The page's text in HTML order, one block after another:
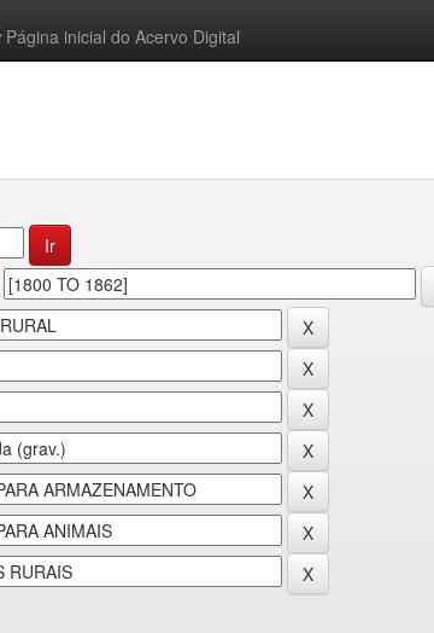
Página inicial do Acervo Digital